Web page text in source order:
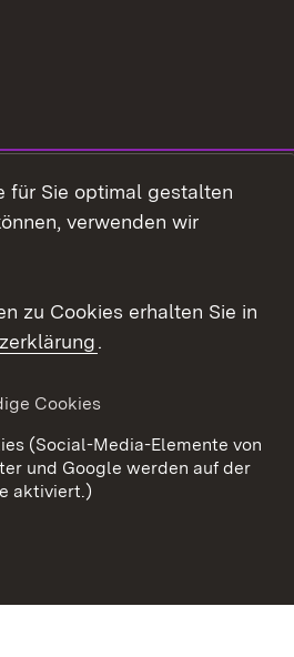
Impressum
für Sie optimal gestalten
verwenden wir
zu Cookies erhalten Sie in
.
Cookies
(Social-Media-Elemente von
und Google werden auf der
aktiviert.)